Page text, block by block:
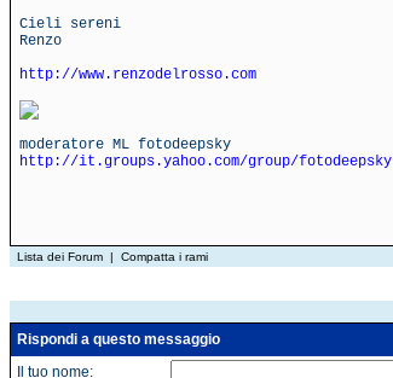
Cieli sereni
Renzo
http://www.renzodelrosso.com
moderatore ML fotodeepsky
http://it.groups.yahoo.com/group/fotodeepsky
Lista dei Forum | Compatta i rami
Rispondi a questo messaggio
Il tuo nome: